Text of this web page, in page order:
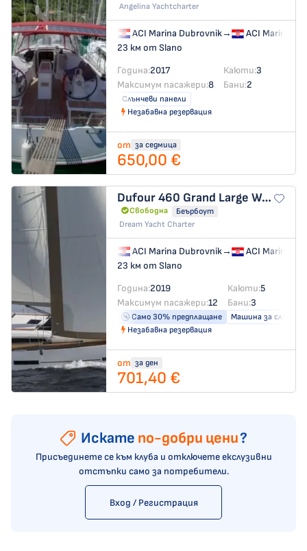
Angelina Yachtcharter
ACI Marina Dubrovnik→
ACI Marina
23 км от Slano
Година:2017 Каюти:3
Максимум пасажери:8 Бани:2
Слънчеви панели
Незабавна резервация
от за седмица
650,00 €
Dufour 460 Grand Large WARHOL
Свободна
Беърбоут
Dream Yacht Charter
ACI Marina Dubrovnik→
ACI Marina
23 км от Slano
Година:2019 Каюти:5
Максимум пасажери:12 Бани:3
Само 30% предплащане
Машина за сладка
Незабавна резервация
от за ден
701,40 €
Искате по-добри цени?
Присъединете се към клуба и отключете екслузивни
отстъпки само за потребители.
Вход / Регистрация